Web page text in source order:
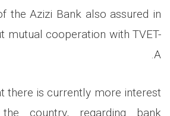
the Azizi Bank also assured in
mutual cooperation with TVET-
A.
there is currently more interest
country, regarding bank